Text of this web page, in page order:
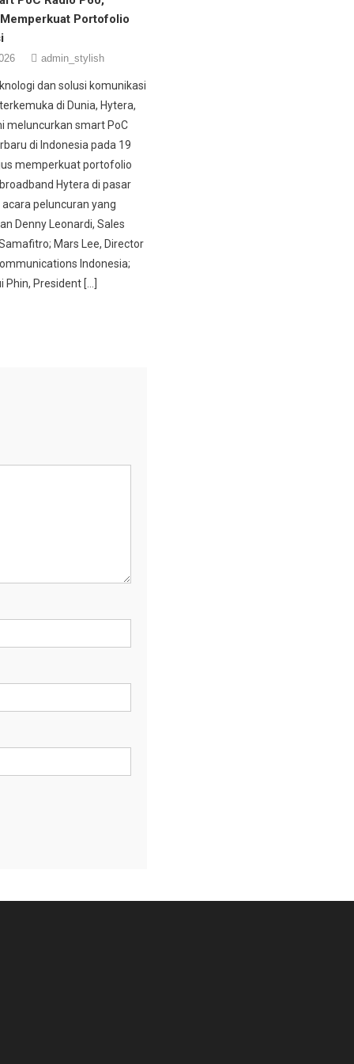
Portofolio
admin_stylish
dan solusi komunikasi
di Dunia, Hytera,
meluncurkan smart PoC
di Indonesia pada 19
memperkuat portofolio
Hytera di pasar
acara peluncuran yang
Denny Leonardi, Sales
Mars Lee, Director
Indonesia;
Phin, President […]